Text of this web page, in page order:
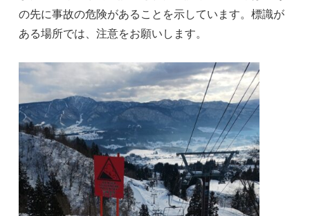
の先に事故の危険があることを示しています。標識が
ある場所では、注意をお願いします。